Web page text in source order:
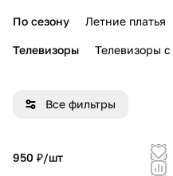
По сезону Летние платья
Телевизоры Телевизоры с
Все фильтры
950 ₽/шт